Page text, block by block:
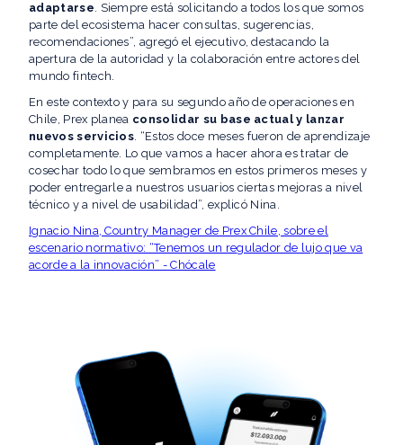
adaptarse. Siempre está solicitando a todos los que somos
parte del ecosistema hacer consultas, sugerencias,
recomendaciones”, agregó el ejecutivo, destacando la
apertura de la autoridad y la colaboración entre actores del
mundo fintech.
En este contexto y para su segundo año de operaciones en
Chile, Prex planea consolidar su base actual y lanzar
nuevos servicios. “Estos doce meses fueron de aprendizaje
completamente. Lo que vamos a hacer ahora es tratar de
cosechar todo lo que sembramos en estos primeros meses y
poder entregarle a nuestros usuarios ciertas mejoras a nivel
técnico y a nivel de usabilidad”, explicó Nina.
Ignacio Nina, Country Manager de Prex Chile, sobre el
escenario normativo: “Tenemos un regulador de lujo que va
acorde a la innovación” - Chócale